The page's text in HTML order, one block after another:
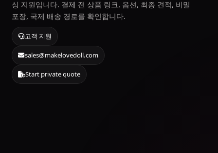
싱 지원입니다. 결제 전 상품 링크, 옵션, 최종 견적, 비밀
포장, 국제 배송 경로를 확인합니다.
고객 지원
sales@makelovedoll.com
Start private quote